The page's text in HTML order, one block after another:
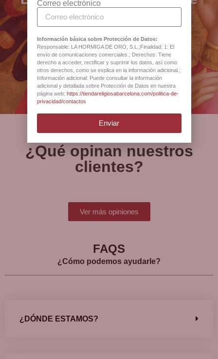
Disponible en BCB, tienda religiosa Barcelona desde 1880.
sacro, joyería y artículos
religiosos desde 1880
Antigua Botiga Catedral
Barcelona
¿Qué opinan nuestros
clientes?
Ver más opiniones
FAQS
¿Cómo podemos ayudarle?
¿DÓNDE ESTAMOS?
Correo electrónico
Información básica sobre Protección de Datos:
Responsable: LA HORMIGA DE ORO, S.L.;Finalidad: 1: El
envío de comunicaciones comerciales.; Derechos: Tiene
derecho a acceder, rectificar y suprimir los datos, así como
otros derechos, como se explica en la información adicional.;
Información adicional: Puede consultar la información
adicional y detallada sobre Protección de Datos en nuestra
página web: https://tiendareligiosabarcelona.com/politica-de-
privacidad/contactos
Enviar